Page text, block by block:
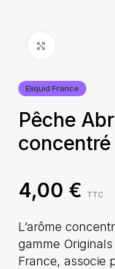
Eliquid France
Pêche
concentré
4,00 € TTC
L’arôme
gamme
France, associe